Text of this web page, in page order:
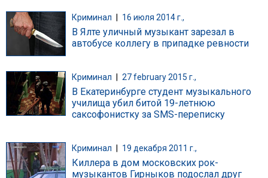
Криминал 16 июля 2014 г.,
В Ялте уличный музыкант зарезал в
автобусе коллегу в припадке ревности
Криминал 27 february 2015 г.,
В Екатеринбурге студент музыкального
училища убил битой 19-летнюю
саксофонистку за SMS-переписку
Криминал 19 декабря 2011 г.,
Киллера в дом московских рок-
музыкантов Гирныков подослал друг